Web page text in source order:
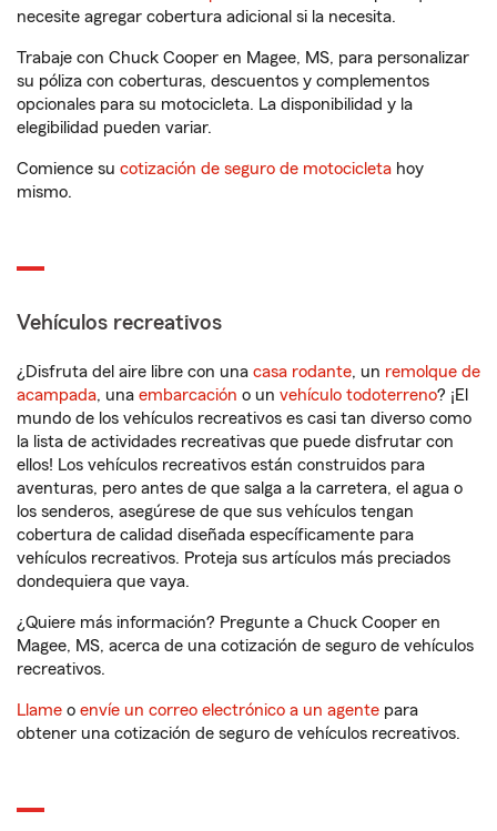
necesite agregar cobertura adicional si la necesita.
Trabaje con Chuck Cooper en Magee, MS, para personalizar
su póliza con coberturas, descuentos y complementos
opcionales para su motocicleta. La disponibilidad y la
elegibilidad pueden variar.
Comience su cotización de seguro de motocicleta hoy
mismo.
Vehículos recreativos
¿Disfruta del aire libre con una casa rodante, un remolque de
acampada, una embarcación o un vehículo todoterreno? ¡El
mundo de los vehículos recreativos es casi tan diverso como
la lista de actividades recreativas que puede disfrutar con
ellos! Los vehículos recreativos están construidos para
aventuras, pero antes de que salga a la carretera, el agua o
los senderos, asegúrese de que sus vehículos tengan
cobertura de calidad diseñada específicamente para
vehículos recreativos. Proteja sus artículos más preciados
dondequiera que vaya.
¿Quiere más información? Pregunte a Chuck Cooper en
Magee, MS, acerca de una cotización de seguro de vehículos
recreativos.
Llame o envíe un correo electrónico a un agente para
obtener una cotización de seguro de vehículos recreativos.